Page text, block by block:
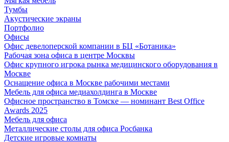
Тумбы
Акустические экраны
Портфолио
Офисы
Офис девелоперской компании в БЦ «Ботаника»
Рабочая зона офиса в центре Москвы
Офис крупного игрока рынка медицинского оборудования в
Москве
Оснащение офиса в Москве рабочими местами
Мебель для офиса медиахолдинга в Москве
Офисное пространство в Томске — номинант Best Office
Awards 2025
Мебель для офиса
Металлические столы для офиса Росбанка
Детские игровые комнаты